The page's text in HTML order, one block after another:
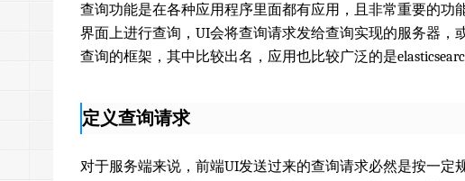
查询功能是在各种应用程序里面都有应用，且非常重要的
界面上进行查询，UI会将查询请求发给查询实现的服务器
查询的框架，其中比较出名，应用也比较广泛的是
定义查询请求
对于服务端来说，前端UI发送过来的查询请求必然是按一